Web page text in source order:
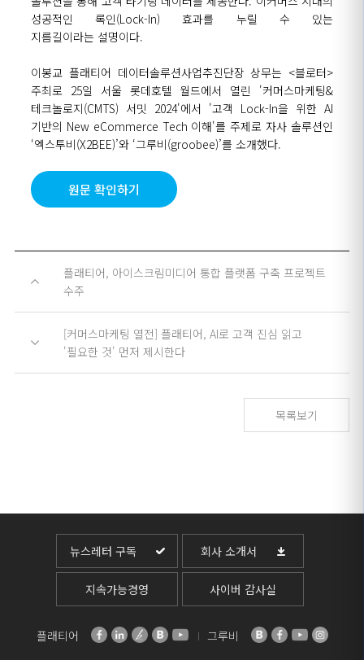
성공적인 록인(Lock-In)효과를 누릴 수 있는
지름길이라는 설명이다.
이봉교 플래티어 데이터솔루션사업추진단장 상무는 <블로터>
주최로 25일 서울 롯데호텔 월드에서 열린 '커머스마케팅&
테크놀로지(CMTS) 서밋 2024'에서 '고객 Lock-In을 위한 AI
기반의 New eCommerce Tech 이해'를 주제로 자사 솔루션인
‘엑스투비(X2BEE)’와 ‘그루비(groobee)’를 소개했다.
원문 확인하기
플래티어, 아이스크림미디어 통합 플랫폼 구축 프로젝트
수주
[커머스마케팅 열전] 플래티어, AI로 고객 진심 읽고
'필요한 것' 먼저 제시한다
목록보기
뉴스레터 구독 회사 소개서
지속가능경영 사이버 감사실
플래티어 그루비